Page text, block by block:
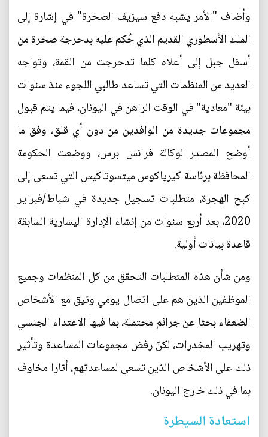
وأضاف "الأمر يشبه دفع سيزيف الصخرة" في إشارة إلى
الملك الأسطوري القديم الذي حُكم عليه بدحرجة صخرة من
أسفل جبل إلى أعلاه كلما تدحرجت من القمة، وتواجه
العديد من المنظمات التي تساعد طالبي اللجوء منذ سنوات
بيئة "معادية" في الوقت الراهن في اليونان، فيما يتم قبول
مجموعات جديدة من الوافدين من دون أي قلق، وفق ما
أوضح المصدر لوكالة فرانس برس، ووضعت الحكومة
المحافظة برئاسة كيرياكوس ميتسوتاكيس التي تسعى إلى
كبح الهجرة، متطلبات تسجيل جديدة في شباط/فبراير
2020، بعد أربع سنوات من إنشاء الإدارة اليسارية السابقة
قاعدة بيانات أولية.
ومن شأن هذه المتطلبات التحقق من كل المنظمات وجميع
الموظفين الذين هم على اتصال يومي وثيق مع الأشخاص
الضعفاء بحثا عن جرائم محتملة، بما فيها الاعتداء الجنسي
وتهريب المخدرات، لكنّ رفض مجموعات المساعدة وتأثير
ذلك على الأشخاص الذين تسعى لمساعدتهم، أثارا مخاوف
بما في ذلك خارج اليونان.
استعادة السيطرة